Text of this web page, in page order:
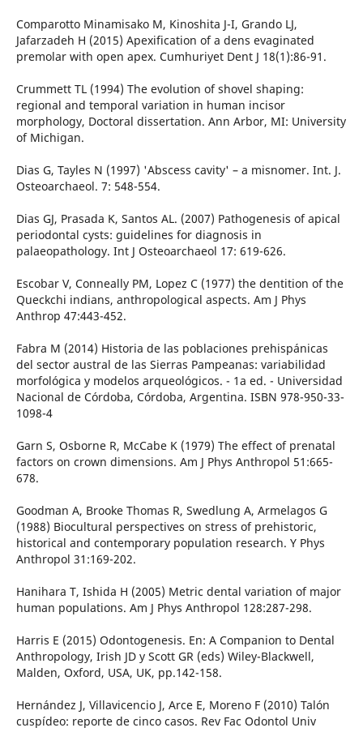
Comparotto Minamisako M, Kinoshita J-I, Grando LJ,
Jafarzadeh H (2015) Apexification of a dens evaginated
premolar with open apex. Cumhuriyet Dent J 18(1):86-91.
Crummett TL (1994) The evolution of shovel shaping:
regional and temporal variation in human incisor
morphology, Doctoral dissertation. Ann Arbor, MI: University
of Michigan.
Dias G, Tayles N (1997) 'Abscess cavity' – a misnomer. Int. J.
Osteoarchaeol. 7: 548-554.
Dias GJ, Prasada K, Santos AL. (2007) Pathogenesis of apical
periodontal cysts: guidelines for diagnosis in
palaeopathology. Int J Osteoarchaeol 17: 619-626.
Escobar V, Conneally PM, Lopez C (1977) the dentition of the
Queckchi indians, anthropological aspects. Am J Phys
Anthrop 47:443-452.
Fabra M (2014) Historia de las poblaciones prehispánicas
del sector austral de las Sierras Pampeanas: variabilidad
morfológica y modelos arqueológicos. - 1a ed. - Universidad
Nacional de Córdoba, Córdoba, Argentina. ISBN 978-950-33-
1098-4
Garn S, Osborne R, McCabe K (1979) The effect of prenatal
factors on crown dimensions. Am J Phys Anthropol 51:665-
678.
Goodman A, Brooke Thomas R, Swedlung A, Armelagos G
(1988) Biocultural perspectives on stress of prehistoric,
historical and contemporary population research. Y Phys
Anthropol 31:169-202.
Hanihara T, Ishida H (2005) Metric dental variation of major
human populations. Am J Phys Anthropol 128:287-298.
Harris E (2015) Odontogenesis. En: A Companion to Dental
Anthropology, Irish JD y Scott GR (eds) Wiley-Blackwell,
Malden, Oxford, USA, UK, pp.142-158.
Hernández J, Villavicencio J, Arce E, Moreno F (2010) Talón
cuspídeo: reporte de cinco casos. Rev Fac Odontol Univ